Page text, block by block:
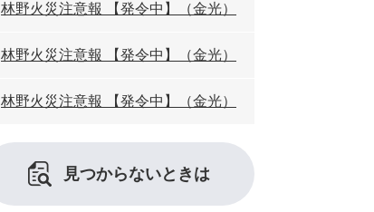
林野火災注意報 【発令中】（金光）
林野火災注意報 【発令中】（金光）
林野火災注意報 【発令中】（金光）
見つからないときは